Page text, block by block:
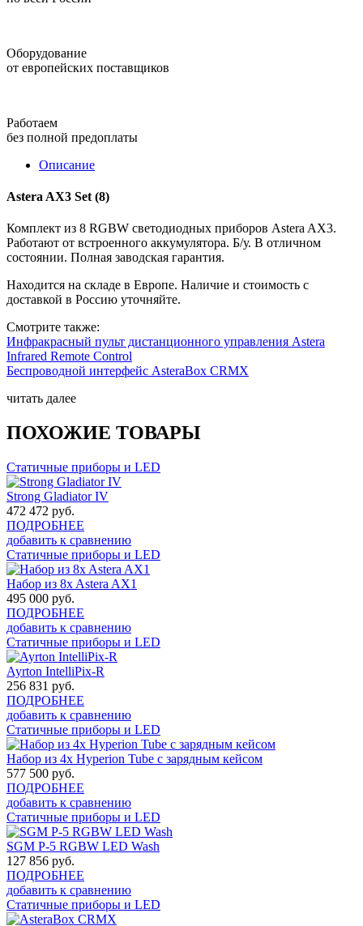
Оборудование
от европейских поставщиков
Работаем
без полной предоплаты
Описание
Astera AX3 Set (8)
Комплект из 8 RGBW светодиодных приборов Astera AX3.
Работают от встроенного аккумулятора. Б/у. В отличном
состоянии. Полная заводская гарантия.
Находится на складе в Европе. Наличие и стоимость с
доставкой в Россию уточняйте.
Смотрите также:
Инфракрасный пульт дистанционного управления Astera
Infrared Remote Control
Беспроводной интерфейс AsteraBox CRMX
читать далее
ПОХОЖИЕ ТОВАРЫ
Статичные приборы и LED
Strong Gladiator IV
472 472 руб.
ПОДРОБНЕЕ
добавить к сравнению
Статичные приборы и LED
Набор из 8x Astera AX1
495 000 руб.
ПОДРОБНЕЕ
добавить к сравнению
Статичные приборы и LED
Ayrton IntelliPix-R
256 831 руб.
ПОДРОБНЕЕ
добавить к сравнению
Статичные приборы и LED
Набор из 4x Hyperion Tube с зарядным кейсом
577 500 руб.
ПОДРОБНЕЕ
добавить к сравнению
Статичные приборы и LED
SGM P-5 RGBW LED Wash
127 856 руб.
ПОДРОБНЕЕ
добавить к сравнению
Статичные приборы и LED